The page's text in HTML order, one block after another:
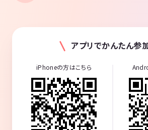
アプリでかんたん参加
iPhoneの方はこちら